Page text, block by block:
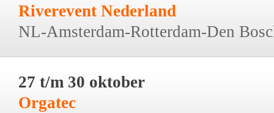
Riverevent Nederland
NL-Amsterdam-Rotterdam-Den
27 t/m 30 oktober
Orgatec